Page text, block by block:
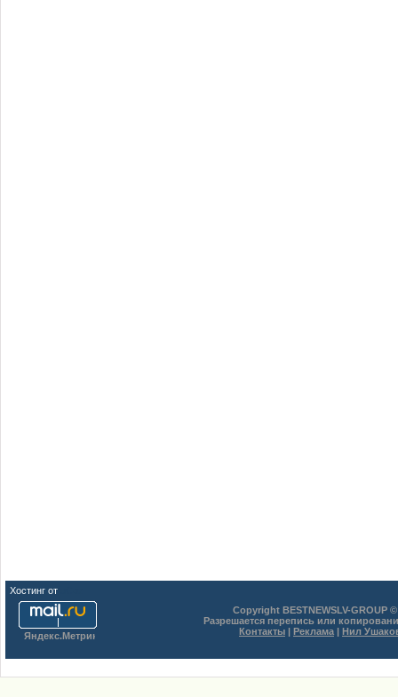
Хостинг от
Copyright BESTNEWSLV-GROUP
Разрешается перепись или
Контакты | Реклама | Нил